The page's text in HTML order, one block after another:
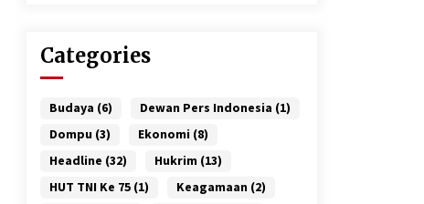
Categories
Budaya (6) Dewan Pers Indonesia (1)
Dompu (3) Ekonomi (8)
Headline (32) Hukrim (13)
HUT TNI Ke 75 (1) Keagamaan (2)